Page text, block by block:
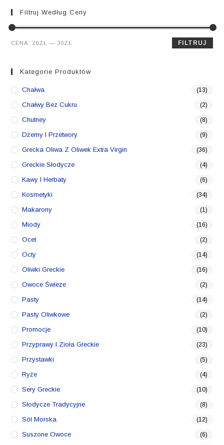
Filtruj Według Ceny
Cena
Cena
FILTRUJ
CENA: 20ZŁ — 30ZŁ
Kategorie Produktów
Chałwa (13)
Chałwy Bez Cukru (2)
Chutney (8)
Dżemy I Przetwory (9)
Grecka Oliwa Z Oliwek Extra Virgin (36)
Greckie Słodycze (4)
Kawy I Herbaty (6)
Kosmetyki (34)
Makarony (1)
Miody (16)
Ocet (2)
Octy (14)
Oliwki Greckie (16)
Owoce Świeże (2)
Pasty (14)
Pasty Oliwkowe (2)
Promocje (10)
Przyprawy I Zioła Greckie (23)
Przystawki (5)
Ryże (4)
Sery Greckie (10)
Słodycze Tradycyjne (8)
Sól Morska (12)
Suszone Owoce (6)